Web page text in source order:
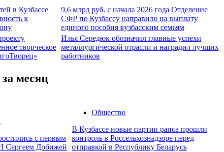
в Кузбассе
к
9,6 млрд руб. с начала 2026 года Отделение
СФР по Кузбассу направило на выплату
единого пособия кузбасским семьям
творческое
Илья Середюк обозначил главные успехи
металлургической отрасли и наградил лучших
работников
месяц
с первым
Добижей
Общество
В Кузбассе новые партии рапса прошли
контроль в Россельхознадзоре перед
отправкой в Республику Беларусь